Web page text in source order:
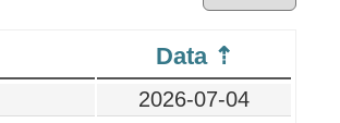
Data
2026-07-04